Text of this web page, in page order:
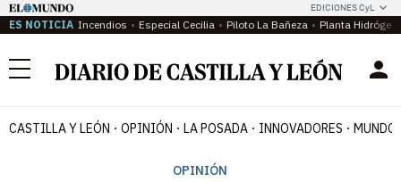
EDICIONES CyL
ES NOTICIA Incendios Especial Cecilia Piloto La Bañeza Planta
Menú
CASTILLA Y LEÓN OPINIÓN LA POSADA INNOVADORES MUNDO
OPINIÓN